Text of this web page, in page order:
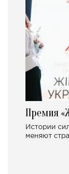
Премия
Истории
меняют